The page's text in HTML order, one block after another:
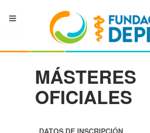
MÁSTERES
OFICIALES